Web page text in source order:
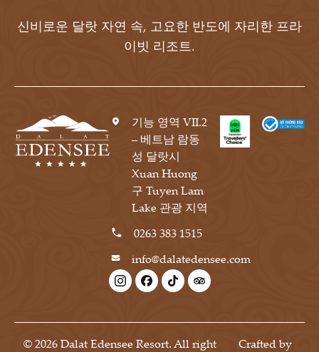
신비로운 달랏 자연 속, 고요한 반도에 자리한 프라
이빗 리조트.
기능 영역 VII.2
– 베트남 람동
성 달랏시
Xuan Huong
구 Tuyen Lam
Lake 관광 지역
0263 383 1515
info@dalatedensee.com
© 2026 Dalat Edensee Resort. All right Crafted by